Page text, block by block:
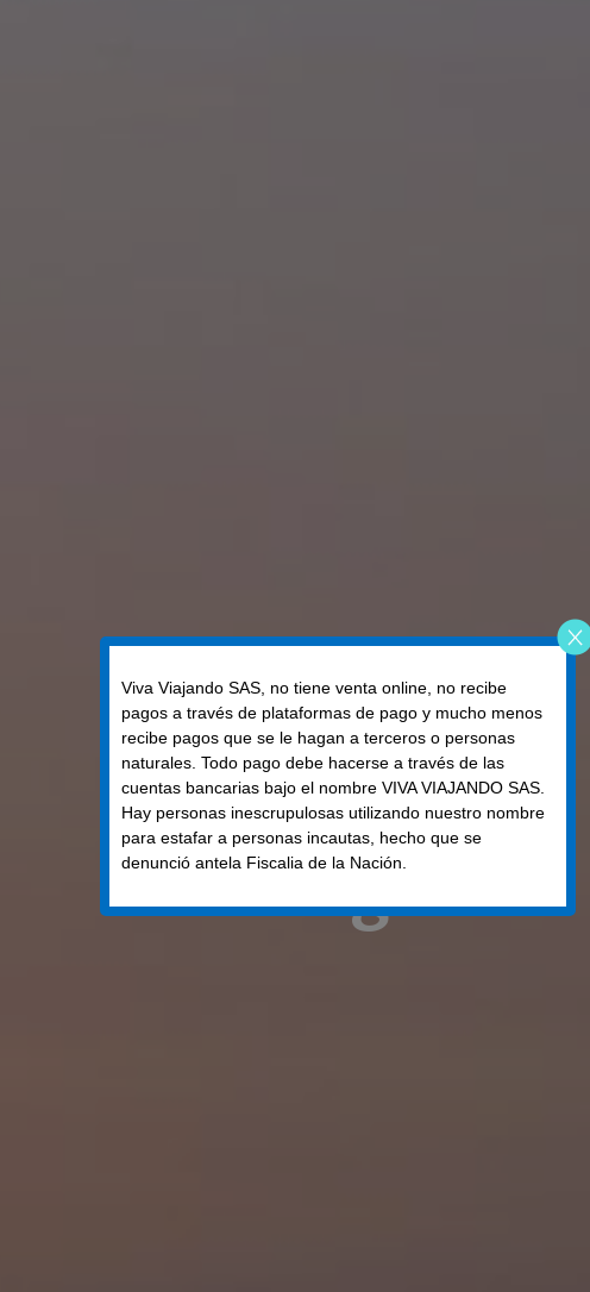
COLOMBIA
Cartagena
Viva Viajando SAS, no tiene venta online, no recibe
pagos a través de plataformas de pago y mucho menos
recibe pagos que se le hagan a terceros o personas
naturales. Todo pago debe hacerse a través de las
cuentas bancarias bajo el nombre VIVA VIAJANDO SAS.
Hay personas inescrupulosas utilizando nuestro nombre
para estafar a personas incautas, hecho que se
denunció antela Fiscalia de la Nación.